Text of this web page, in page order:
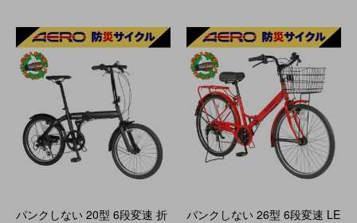
パンクしない 20型 6段変速 折
パンクしない 26型 6段変速 LE